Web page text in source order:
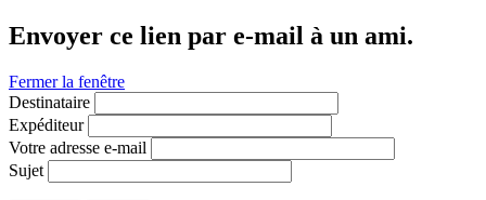
Envoyer ce lien par e-mail à un ami.
Fermer la fenêtre
Destinataire
Expéditeur
Votre adresse e-mail
Sujet